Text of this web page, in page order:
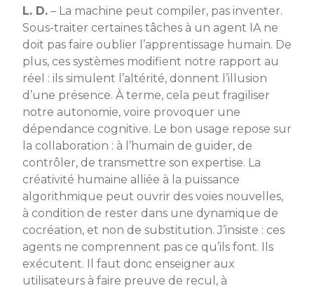
L. D. – La machine peut compiler, pas inventer.
Sous-traiter certaines tâches à un agent IA ne
doit pas faire oublier l’apprentissage humain. De
plus, ces systèmes modifient notre rapport au
réel : ils simulent l’altérité, donnent l’illusion
d’une présence. À terme, cela peut fragiliser
notre autonomie, voire provoquer une
dépendance cognitive. Le bon usage repose sur
la collaboration : à l’humain de guider, de
contrôler, de transmettre son expertise. La
créativité humaine alliée à la puissance
algorithmique peut ouvrir des voies nouvelles,
à condition de rester dans une dynamique de
cocréation, et non de substitution. J’insiste : ces
agents ne comprennent pas ce qu’ils font. Ils
exécutent. Il faut donc enseigner aux
utilisateurs à faire preuve de recul, à